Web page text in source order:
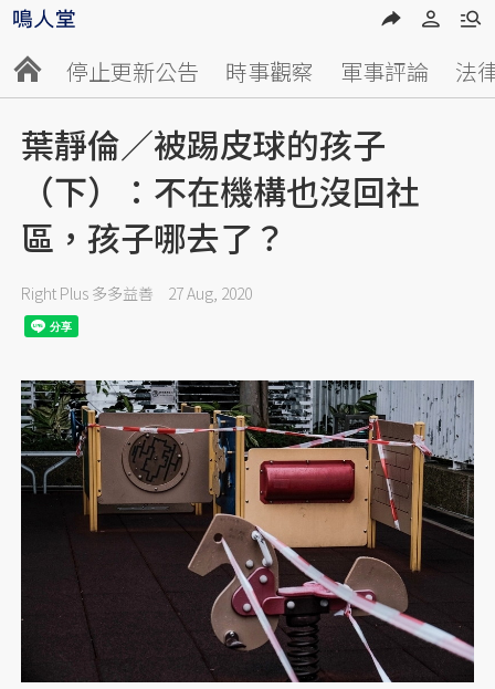
停止更新公告 時事觀察 軍事評論 法
葉靜倫／被踢皮球的孩子
（下）：不在機構也沒回社
區，孩子哪去了？
Right Plus 多多益善 27 Aug, 2020